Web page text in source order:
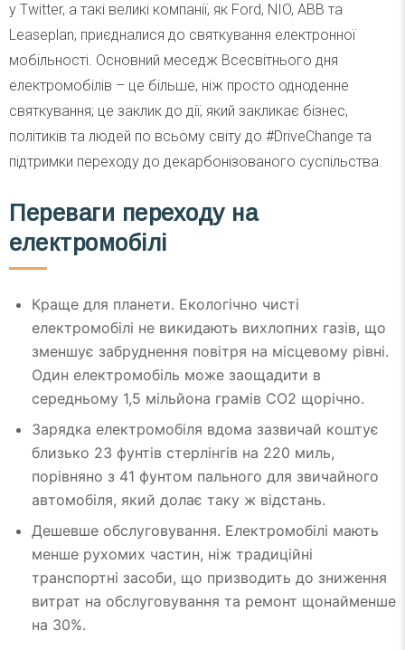
у Twitter, а такі великі компанії, як Ford, NIO, ABB та
Leaseplan, приєдналися до святкування електронної
мобільності. Основний меседж Всесвітнього дня
електромобілів – це більше, ніж просто одноденне
святкування; це заклик до дії, який закликає бізнес,
політиків та людей по всьому світу до #DriveChange та
підтримки переходу до декарбонізованого суспільства.
Переваги переходу на
електромобілі
Краще для планети. Екологічно чисті
електромобілі не викидають вихлопних газів, що
зменшує забруднення повітря на місцевому рівні.
Один електромобіль може заощадити в
середньому 1,5 мільйона грамів CO2 щорічно.
Зарядка електромобіля вдома зазвичай коштує
близько 23 фунтів стерлінгів на 220 миль,
порівняно з 41 фунтом пального для звичайного
автомобіля, який долає таку ж відстань.
Дешевше обслуговування. Електромобілі мають
менше рухомих частин, ніж традиційні
транспортні засоби, що призводить до зниження
витрат на обслуговування та ремонт щонайменше
на 30%.